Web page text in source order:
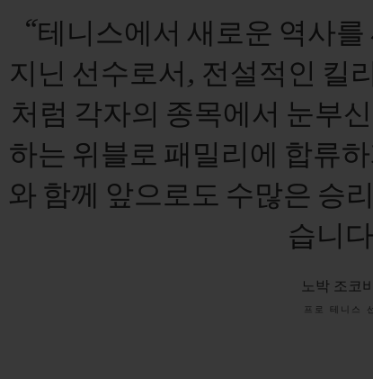
“테니스에서새로운 역사를
지닌 선수로서, 전설적인 킬
처럼 각자의 종목에서 눈부신
하는 위블로 패밀리에 합류하
와 함께 앞으로도 수많은 승
습니
노박 조코
프로 테니스